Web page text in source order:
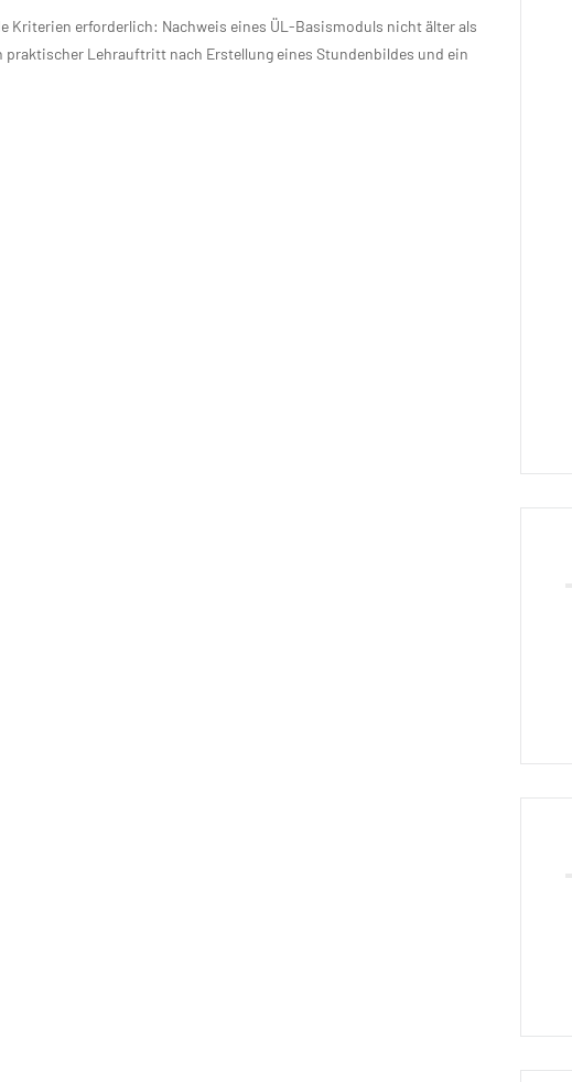
Kriterien erforderlich: Nachweis eines ÜL-Basismoduls nicht älter als
Lehrauftritt nach Erstellung eines Stundenbildes und ein